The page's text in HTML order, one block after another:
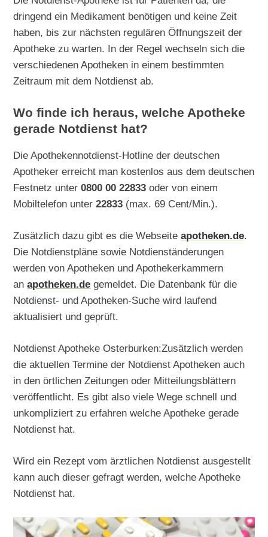
dringend ein Medikament benötigen und keine Zeit
haben, bis zur nächsten regulären Öffnungszeit der
Apotheke zu warten. In der Regel wechseln sich die
verschiedenen Apotheken in einem bestimmten
Zeitraum mit dem Notdienst ab.
Wo finde ich heraus, welche Apotheke
gerade Notdienst hat?
Die Apothekennotdienst-Hotline der deutschen
Apotheker erreicht man kostenlos aus dem deutschen
Festnetz unter0800 00 22833 oder von einem
Mobiltelefon unter22833 (max. 69 Cent/Min.).
Zusätzlich dazu gibt es die Webseiteapotheken.de.
Die Notdienstpläne sowie Notdienständerungen
werden von Apotheken und Apothekerkammern
anapotheken.de gemeldet. Die Datenbank für die
Notdienst- und Apotheken-Suche wird laufend
aktualisiert und geprüft.
Notdienst Apotheke Osterburken:Zusätzlich werden
die aktuellen Termine der Notdienst Apotheken auch
in den örtlichen Zeitungen oder Mitteilungsblättern
veröffentlicht. Es gibt also viele Wege schnell und
unkompliziert zu erfahren welche Apotheke gerade
Notdienst hat.
Wird ein Rezept vom ärztlichen Notdienst ausgestellt
kann auch dieser gefragt werden, welche Apotheke
Notdienst hat.